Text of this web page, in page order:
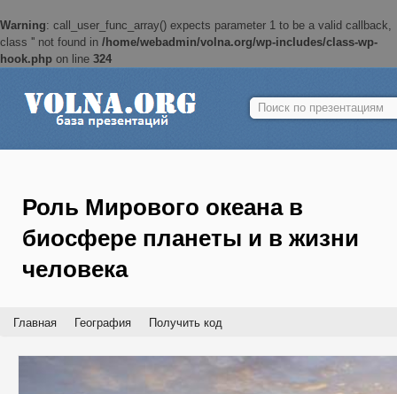
Warning: call_user_func_array() expects parameter 1 to be a valid callback,
class '' not found in /home/webadmin/volna.org/wp-includes/class-wp-
hook.php on line 324
Найти:
Роль Мирового океана в
биосфере планеты и в жизни
человека
Главная География Получить код